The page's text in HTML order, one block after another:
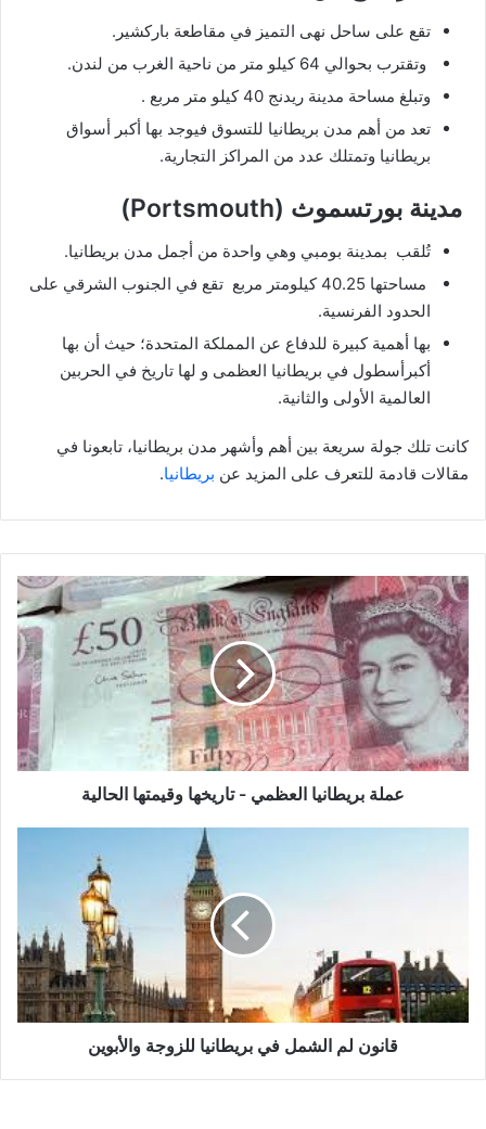
تقع على ساحل نهى التميز في مقاطعة باركشير.
وتقترب بحوالي 64 كيلو متر من ناحية الغرب من لندن.
وتبلغ مساحة مدينة ريدنج 40 كيلو متر مربع .
تعد من أهم مدن بريطانيا للتسوق فيوجد بها أكبر أسواق
بريطانيا وتمتلك عدد من المراكز التجارية.
مدينة بورتسموث (Portsmouth)
تُلقب بمدينة بومبي وهي واحدة من أجمل مدن بريطانيا.
مساحتها 40.25 كيلومتر مربع تقع في الجنوب الشرقي على
الحدود الفرنسية.
بها أهمية كبيرة للدفاع عن المملكة المتحدة؛ حيث أن بها
أكبرأسطول في بريطانيا العظمى و لها تاريخ في الحربين
العالمية الأولى والثانية.
كانت تلك جولة سريعة بين أهم وأشهر مدن بريطانيا، تابعونا في
مقالات قادمة للتعرف على المزيد عن بريطانيا
عملة
بريطانيا
العظمي
-
تاريخها
وقيمتها
الحالية
عملة بريطانيا العظمي - تاريخها وقيمتها الحالية
قانون
للزوجة
والأبوين
قانون لم الشمل في بريطانيا للزوجة والأبوين